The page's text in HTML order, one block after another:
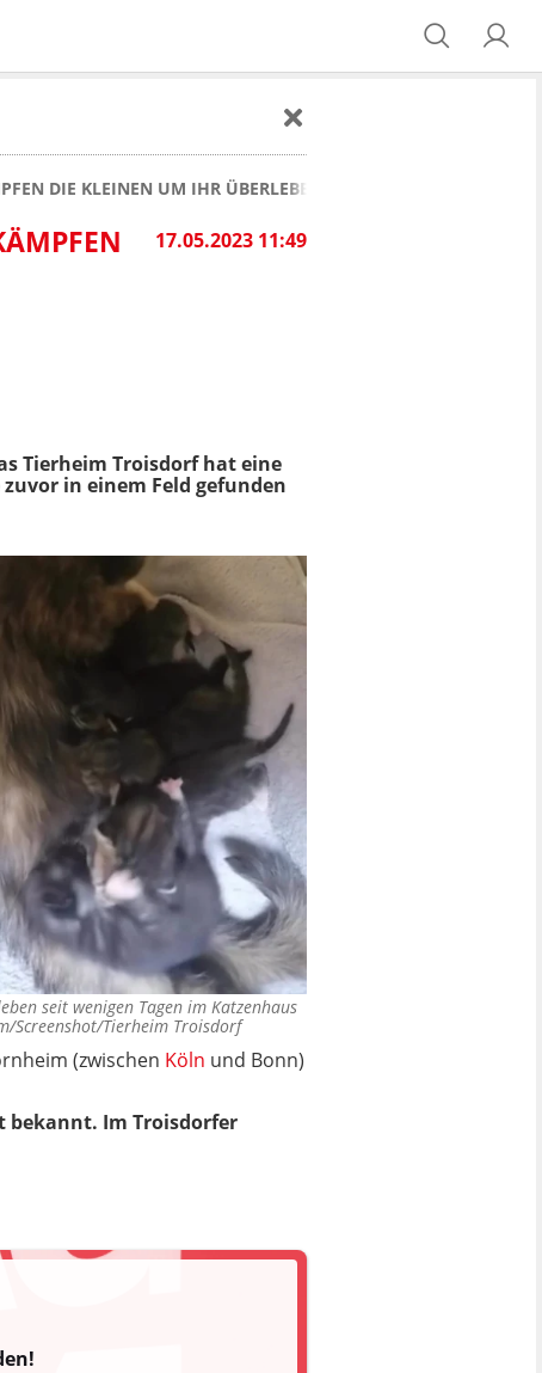
DIE KLEINEN UM IHR ÜBERLEBEN
17.05.2023 11:49
Tierheim Troisdorf hat eine
in einem Feld gefunden
seit wenigen Tagen im Katzenhaus
Screenshot/Tierheim Troisdorf
(zwischen Köln und Bonn)
bekannt. Im Troisdorfer